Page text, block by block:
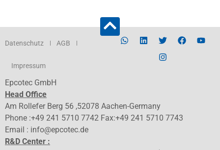
Datenschutz AGB
Impressum
Epcotec GmbH
Head Office
Am Rollefer Berg 56 ,52078 Aachen-Germany
Phone :+49 241 5710 7742 Fax:+49 241 5710 7743
Email : info@epcotec.de
R&D Center :